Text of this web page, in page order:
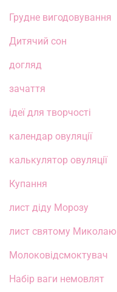
Грудне вигодовування
Дитячий сон
догляд
зачаття
ідеї для творчості
календар овуляції
калькулятор овуляції
Купання
лист діду Морозу
лист святому Миколаю
Молоковідсмоктувач
Набір ваги немовлят